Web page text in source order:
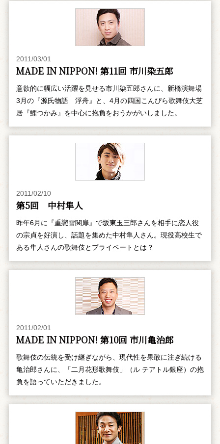
2011/03/01
MADE IN NIPPON! 第11回 市川染五郎
意欲的に幅広い活躍を見せる市川染五郎さんに、新橋演舞場
3月の『源氏物語 浮舟』と、4月の四国こんぴら歌舞伎大芝
居『鯉つかみ』を中心に抱負をおうかがいしました。
2011/02/10
第5回 中村隼人
昨年6月に『重戀雪関扉』で坂東玉三郎さんを相手に恋人役
の宗貞を好演し、話題を集めた中村隼人さん。現役高校生で
ある隼人さんの歌舞伎とプライベートとは？
2011/02/01
MADE IN NIPPON! 第10回 市川亀治郎
歌舞伎の伝統を受け継ぎながら、現代性を果敢に注ぎ続ける
亀治郎さんに、「二月花形歌舞伎」（ル テアトル銀座）の抱
負を語っていただきました。